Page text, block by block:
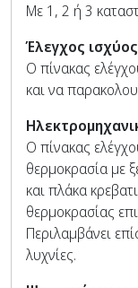
Με 1, 2 ή 3
Έλεγχος
Ο πίνακας
και να
Ο πίνακας
θερμοκρασία με
και πλάκα
θερμοκρασίας
Περιλαμβάνει
λυχνίες.